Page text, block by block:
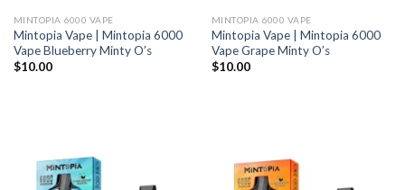
MINTOPIA 6000 VAPE
Mintopia Vape | Mintopia 6000
Vape Blueberry Minty O’s
$10.00
MINTOPIA 6000 VAPE
Mintopia Vape | Mintopia 6000
Vape Grape Minty O’s
$10.00